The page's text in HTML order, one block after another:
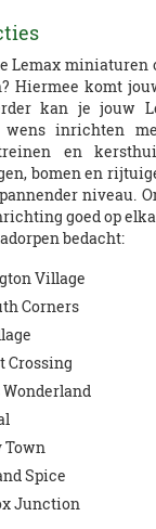
Lemax
Hiermee komt
kan je jouw
inrichten
en
bomen en
niveau.
goed op
bedacht:
Village
Corners
Crossing
Wonderland
Town
Spice
Junction